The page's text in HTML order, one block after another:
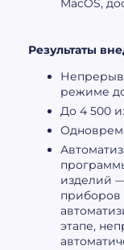
MacOS,
Результаты
режиме
До 4 500
изделий
приборов
этапе,